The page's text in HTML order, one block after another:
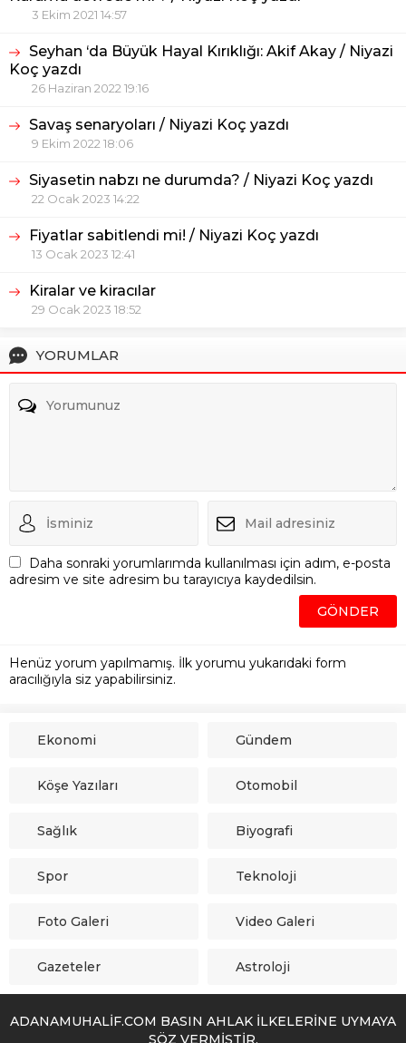
3 Ekim 2021 14:57
Seyhan ‘da Büyük Hayal Kırıklığı: Akif Akay / Niyazi
Koç yazdı
26 Haziran 2022 19:16
Savaş senaryoları / Niyazi Koç yazdı
9 Ekim 2022 18:06
Siyasetin nabzı ne durumda? / Niyazi Koç yazdı
22 Ocak 2023 14:22
Fiyatlar sabitlendi mi! / Niyazi Koç yazdı
13 Ocak 2023 12:41
Kiralar ve kiracılar
29 Ocak 2023 18:52
YORUMLAR
Daha sonraki yorumlarımda kullanılması için adım, e-posta
adresim ve site adresim bu tarayıcıya kaydedilsin.
Henüz yorum yapılmamış. İlk yorumu yukarıdaki form
aracılığıyla siz yapabilirsiniz.
Ekonomi Gündem
Köşe Yazıları Otomobil
Sağlık Biyografi
Spor Teknoloji
Foto Galeri Video Galeri
Gazeteler Astroloji
ADANAMUHALİF.COM BASIN AHLAK İLKELERİNE UYMAYA
SÖZ VERMİŞTİR.